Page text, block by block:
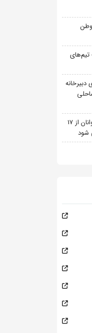
وطن
تیم‌های
اردوی تیم ملی کشتی ساحلی نوجوانان از 17
شود